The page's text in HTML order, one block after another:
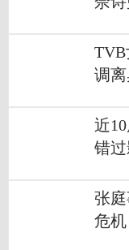
TVB
调
近
错
张
危